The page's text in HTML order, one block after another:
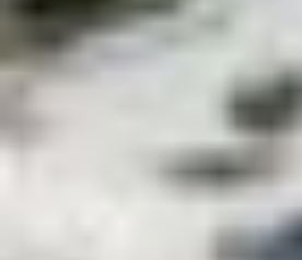
κύματος.
Η πιο εμφανής διαφοροποίηση
που καταλαμβάνει σχεδόν το ένα
αεροσκάφους και βοηθά στη
κύματος. Ωστόσο, ο πιλότος
του αεροσκάφους χωρίς εμπρόσθια
Αντί αυτών, χρησιμοποιεί ένα